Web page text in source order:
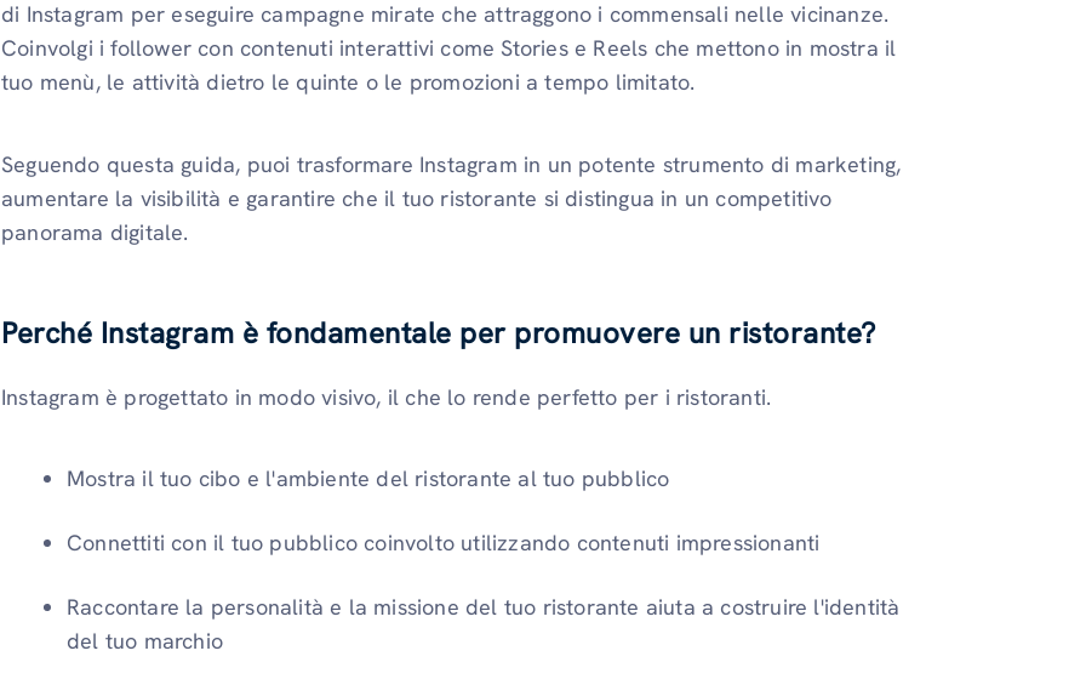
di Instagram per eseguire campagne mirate che attraggono i commensali nelle vicinanze.
Coinvolgi i follower con contenuti interattivi come Stories e Reels che mettono in mostra il
tuo menù, le attività dietro le quinte o le promozioni a tempo limitato.
Seguendo questa guida, puoi trasformare Instagram in un potente strumento di marketing,
aumentare la visibilità e garantire che il tuo ristorante si distingua in un competitivo
panorama digitale.
Perché Instagram è fondamentale per promuovere un ristorante?
Instagram è progettato in modo visivo, il che lo rende perfetto per i ristoranti.
Mostra il tuo cibo e l'ambiente del ristorante al tuo pubblico
Connettiti con il tuo pubblico coinvolto utilizzando contenuti impressionanti
Raccontare la personalità e la missione del tuo ristorante aiuta a costruire l'identità
del tuo marchio